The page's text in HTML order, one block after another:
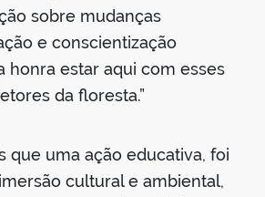
sobre mudanças
e conscientização
honra estar aqui com esses
da floresta.”
que uma ação educativa, foi
cultural e ambiental,